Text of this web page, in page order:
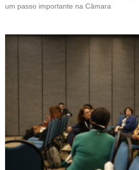
um passo importante na Câmara